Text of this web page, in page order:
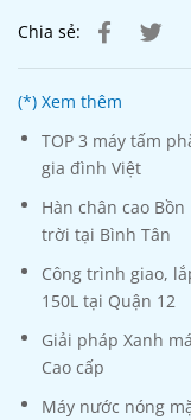
Chia sẻ:
(*) Xem thêm
TOP 3 máy tấm
gia đình Việt
Hàn chân cao
trời tại Bình Tân
Công trình giao,
150L tại Quận 12
Giải pháp Xanh
Cao cấp
Máy nước nóng